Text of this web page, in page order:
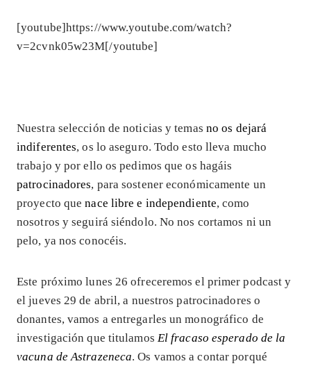
[youtube]https://www.youtube.com/watch?
v=2cvnk05w23M[/youtube]
Nuestra selección de noticias y temas no os dejará
indiferentes, os lo aseguro. Todo esto lleva mucho
trabajo y por ello os pedimos que os hagáis
patrocinadores, para sostener económicamente un
proyecto quenace libre e independiente, como
nosotros y seguirá siéndolo. No nos cortamos ni un
pelo, ya nos conocéis.
Este próximo lunes 26 ofreceremos el primer podcast y
el jueves 29 de abril, a nuestros patrocinadores o
donantes, vamos a entregarles un monográfico de
investigación que titulamos El fracaso esperado de la
vacuna de Astrazeneca. Os vamos a contar porqué